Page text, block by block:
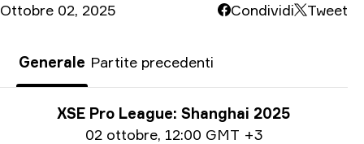
Ottobre 02, 2025 Condividi Tweet
Generale Partite precedenti
Informazioni sul torneo
XSE Pro League: Shanghai 2025
Informazioni sulla data
02 ottobre, 12:00 GMT +3